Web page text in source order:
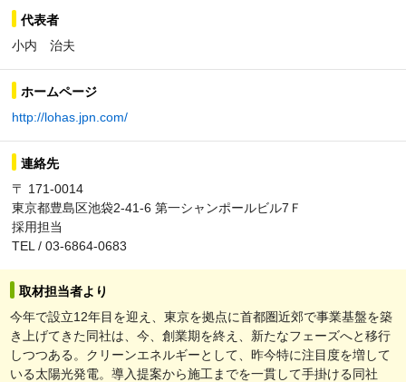
代表者
小内 治夫
ホームページ
http://lohas.jpn.com/
連絡先
〒 171-0014
東京都豊島区池袋2-41-6 第一シャンポールビル7Ｆ
採用担当
TEL / 03-6864-0683
取材担当者より
今年で設立12年目を迎え、東京を拠点に首都圏近郊で事業基盤を築
き上げてきた同社は、今、創業期を終え、新たなフェーズへと移行
しつつある。クリーンエネルギーとして、昨今特に注目度を増して
いる太陽光発電。導入提案から施工までを一貫して手掛ける同社